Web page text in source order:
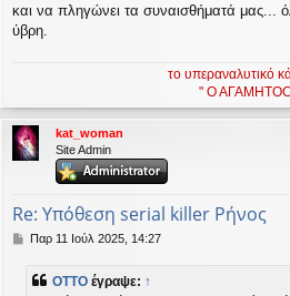
σ
ί
ε
και να πληγώνει τα συναισθήματά μας...
ύβρη.
το υπεραναλυτικό
" Ο
kat_woman
Site Admin
Re: Υπόθεση serial killer Ρήνος
ΔΠαρ 11 Ιούλ 2025, 14:27
OTTO έγραψε: ↑